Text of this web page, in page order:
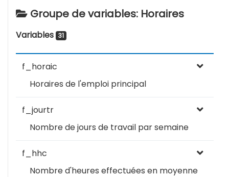
Groupe de variables: Horaires
Variables 31
f_horaic
Horaires de l'emploi principal
f_jourtr
Nombre de jours de travail par semaine
f_hhc
Nombre d'heures effectuées en moyenne